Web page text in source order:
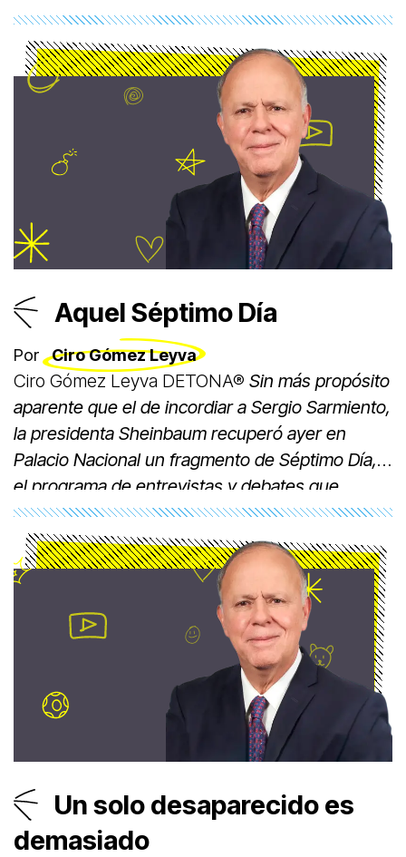
al señor Israel Vallarta en las acciones legales
que ha anunciado contra Carlos Loret y contra
mí.
Aquel Séptimo Día
Por Ciro Gómez Leyva
Ciro Gómez Leyva DETONA® Sin más propósito
aparente que el de incordiar a Sergio Sarmiento,
la presidenta Sheinbaum recuperó ayer en
Palacio Nacional un fragmento de Séptimo Día,
el programa de entrevistas y debates que
transmitíamos en vivo los domingos en la noche
en CNI/Canal 40, presidido por Javier Moreno
Valle.
Un solo desaparecido es
demasiado